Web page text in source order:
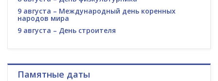
9 августа – Международный день коренных
народов мира
9 августа – День строителя
Памятные даты